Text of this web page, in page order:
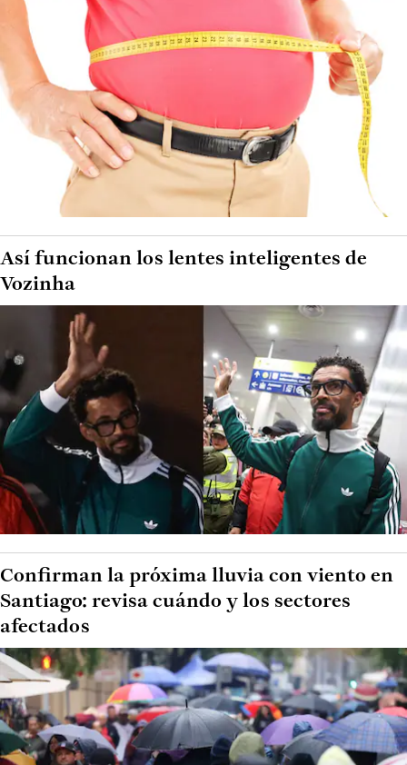
Así funcionan los lentes inteligentes de
Vozinha
Confirman la próxima lluvia con viento en
Santiago: revisa cuándo y los sectores
afectados